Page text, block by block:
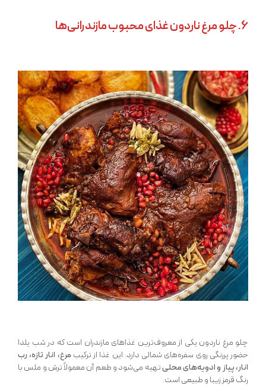
6. چلو مرغ ناردون غذای محبوب مازندرانی‌ها
چلو مرغ ناردون یکی از معروف‌ترین غذاهای مازندران است که در شب یلدا
حضور پررنگی روی سفره‌های شمالی دارد. این غذا از ترکیب مرغ، انار تازه، رب
انار، پیاز و ادویه‌های محلیتهیه می‌شود و طعم آن معمولاً ترش و ملس با
رنگ قرمز زیبا و طبیعی است.